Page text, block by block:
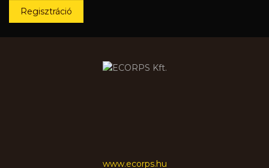
Regisztráció
www.ecorps.hu